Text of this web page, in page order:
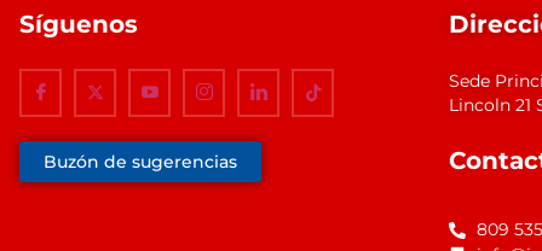
Síguenos
Buzón de sugerencias
Sede
Lincoln 21
809